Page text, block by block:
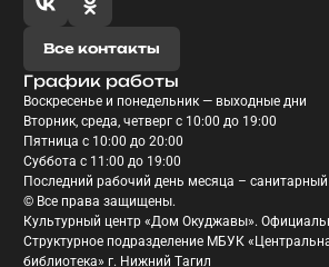
© Все права защищены.
Культурный центр «Дом Окуджавы».
Структурное подразделение МБУК
библиотека» г. Нижний Тагил
Все контакты
График работы
Воскресенье и понедельник — выходные дни
Вторник, среда, четверг с 10:00 до 19:00
Пятница с 10:00 до 20:00
Суббота с 11:00 до 19:00
Последний рабочий день месяца – санитарный